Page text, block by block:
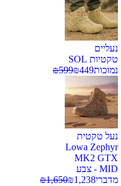
נעליים
טקטיות SOL
נמוכות
₪449
₪599
נעל טקטית
Lowa Zephyr
MK2 GTX
MID - צבע
מדברי
₪1,238
₪1,650